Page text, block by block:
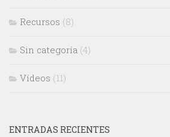
Recursos (8)
Sin categoría (4)
Vídeos (11)
ENTRADAS RECIENTES